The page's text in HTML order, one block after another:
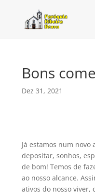
Bons
Dez 31, 2021
Já estamos num
depositar, sonhos,
de bom! Temos de
ao nosso alcance.
ativos do nosso viver,